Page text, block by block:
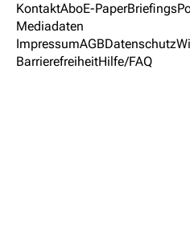
KontaktAboE-PaperBriefings
Mediadaten
ImpressumAGBDatenschutz
BarrierefreiheitHilfe/FAQ